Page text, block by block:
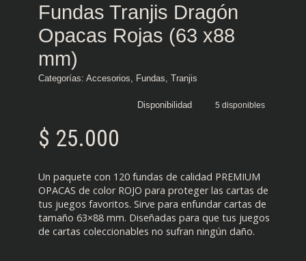
Fundas Tranjis Dragón
Opacas Rojas (63 x88
mm)
Categorías: Accesorios Fundas Tranjis
Disponibilidad 5 disponibles
$ 25.000
Un paquete con 120 fundas de calidad PREMIUM
OPACAS de color ROJO para proteger las cartas de
tus juegos favoritos. Sirve para enfundar cartas de
tamaño 63×88 mm. Diseñadas para que tus juegos
de cartas coleccionables no sufran ningún daño.